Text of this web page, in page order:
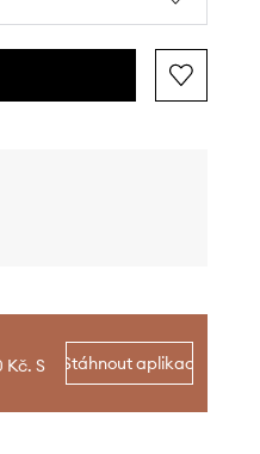
Kč. S
Stáhnout aplikaci